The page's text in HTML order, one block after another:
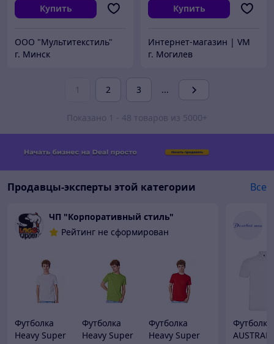
Купить
ООО "Мультитекстиль"
г. Минск
Купить
Интернет-магазин | VM
г. Могилев
1 2 3 ...
Показано 1 - 48 товаров из 5000+
Продавцы-эксперты этой категории Все
ЧП "Корпоративный стиль"
Рейтинг не сформирован
Футболка
Heavy Super
Футболка
Heavy Super
Футболка
Heavy Super
AUSTRAL